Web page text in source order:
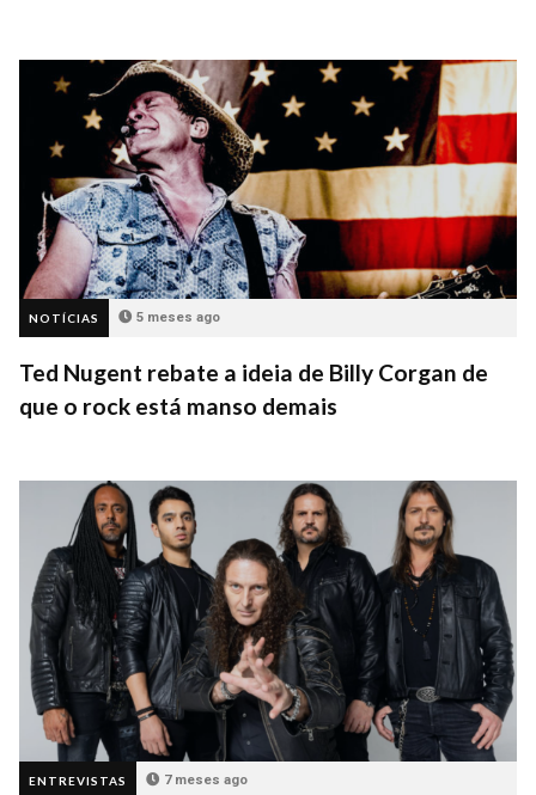
NOTÍCIAS 5 meses ago
Ted Nugent rebate a ideia de Billy Corgan de
que o rock está manso demais
ENTREVISTAS 7 meses ago